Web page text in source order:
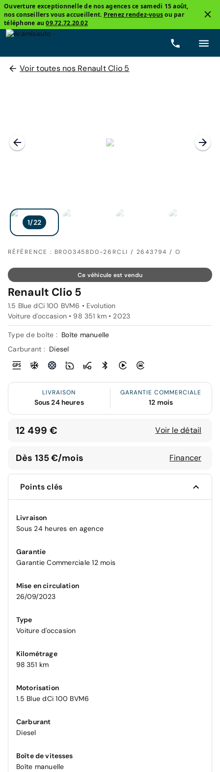
Ouverture exceptionnelle de nos agences ce samedi 15 août,
nos conseillers vous accueillent. Prenez rendez-vousou par
téléphone au09.72.72.20.02
Voir toutes nos Renault Clio 5
RÉFÉRENCE : BR003458D0-26RCLI / 2643794 / O
Ce véhicule est vendu
Renault Clio 5
1.5 Blue dCi 100 BVM6 • Evolution
Voiture d'occasion • 98 351 km • 2023
Type de boîte : Boîte manuelle
Carburant : Diesel
LIVRAISON
Sous 24 heures
GARANTIE COMMERCIALE
12 mois
12 499 € Voir le détail
Dès 135 €/mois Financer
Points clés
Livraison
Sous 24 heures en agence
Garantie
Garantie Commerciale 12 mois
Mise en circulation
26/09/2023
Type
Voiture d'occasion
Kilométrage
98 351 km
Motorisation
1.5 Blue dCi 100 BVM6
Carburant
Diesel
Boîte de vitesses
Boîte manuelle